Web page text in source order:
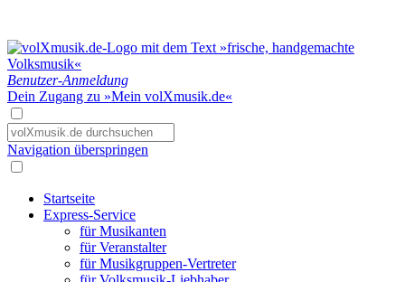
Benutzer-Anmeldung
Dein Zugang zu »Mein volXmusik.de«
Navigation überspringen
Startseite
Express-Service
für Musikanten
für Veranstalter
für Musikgruppen-Vertreter